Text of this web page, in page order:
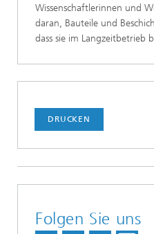
Wissenschaftlerinnen und
daran, Bauteile und
dass sie im Langzeitbetrieb
DRUCKEN
Folgen Sie uns